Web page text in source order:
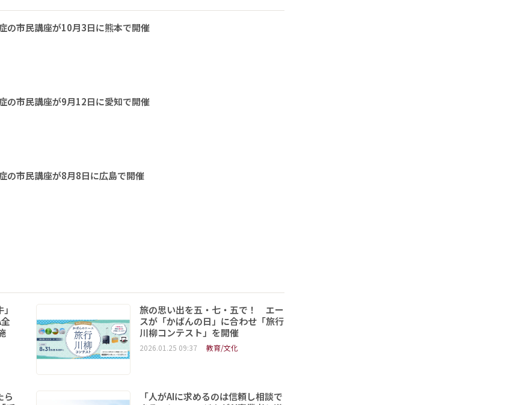
市民講座が10月3日に熊本で開催
市民講座が9月12日に愛知で開催
市民講座が8月8日に広島で開催
旅の思い出を五・七・五で！ エー
スが「かばんの日」に合わせ「旅行
川柳コンテスト」を開催
2026.01.25 09:37 教育/文化
ら
「人がAIに求めるのは信頼し相談で